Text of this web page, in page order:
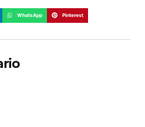
WhatsApp Pinterest